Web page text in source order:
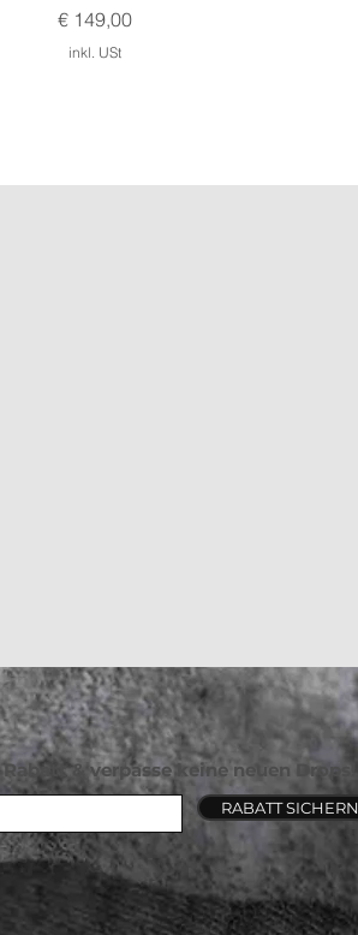
Preis
€ 149,00
inkl. USt
& verpasse keine neuen Drops!
RABATT SICHERN